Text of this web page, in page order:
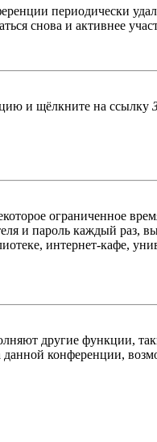
периодически
снова и активнее
и щёлкните на ссылку
ограниченное
и пароль каждый раз,
интернет-кафе,
другие функции,
конференции,